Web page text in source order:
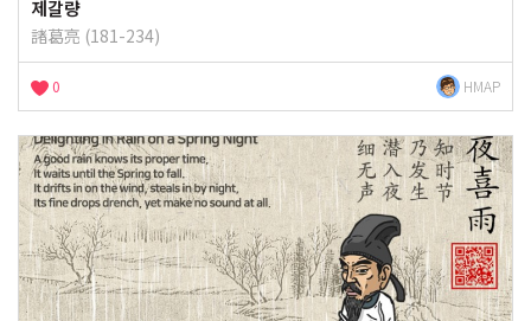
제갈량
諸葛亮 (181-234)
0 HMAP